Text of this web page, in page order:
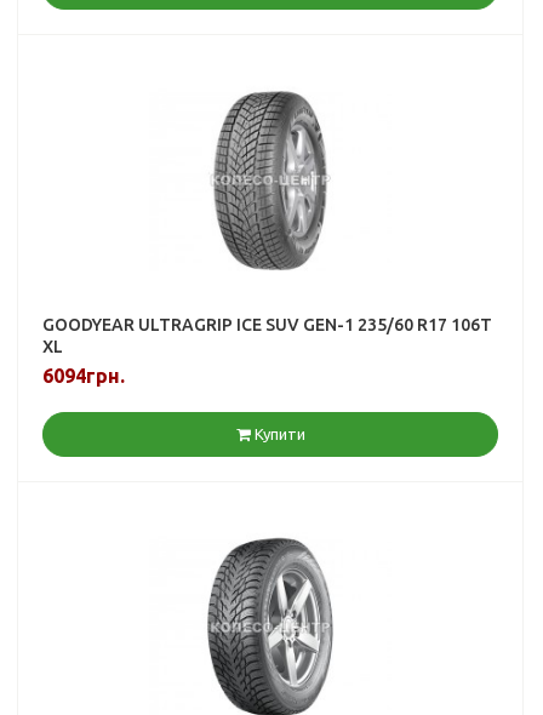
GOODYEAR ULTRAGRIP ICE SUV GEN-1 235/60 R17 106T
XL
6094грн.
Купити